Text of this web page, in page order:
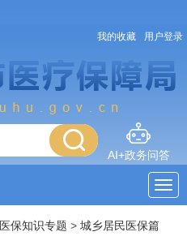
我的收藏 用户登录
AI+政务问答
医保知识专题 > 城乡居民医保篇